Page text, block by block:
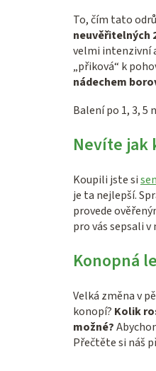
To, čím tato
neuvěřitelných
velmi intenzivní
„přiková“ k
nádechem
Balení po 1, 3, 5
Nevíte jak
Koupili jste si
je ta nejlepší.
provede
pro vás sepsali v
Konopná
Velká změna v
konopí? Kolik
možné?
Přečtěte si náš